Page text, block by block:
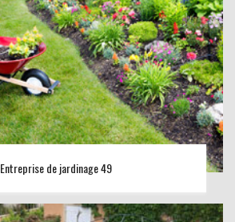
Entreprise de jardinage 49